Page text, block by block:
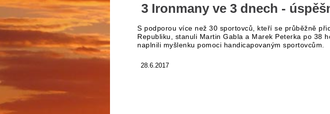
3 Ironmany ve 3 dnech -
S podporou více než 30 sportovců, kteří se průběžně
Republiku, stanuli Martin Gabla a Marek Peterka po 38
naplnili myšlenku pomoci handicapovaným sportovcům.
28.6.2017